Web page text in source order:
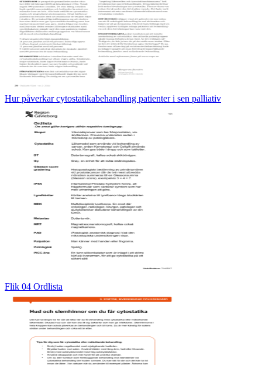
Hur påverkar cytostatikabehandling patienter i sen palliativ
Flik 04 Ordlista